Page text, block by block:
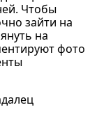
Чтобы
зайти на
на
фото